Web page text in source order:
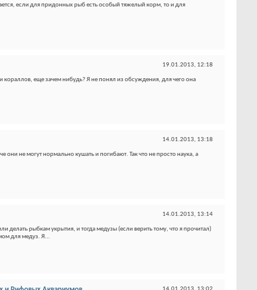
если для придонных рыб есть особый тяжелый корм, то и для
19.01.2013, 12:18
кораллов, еще зачем нибудь? Я не понял из обсуждения, для чего она
14.01.2013, 13:18
не могут нормально кушать и погибают. Так что не просто наука, а
14.01.2013, 13:14
рыбкам укрытия, и тогда медузы (если верить тому, что я прочитал)
для медуз. Я...